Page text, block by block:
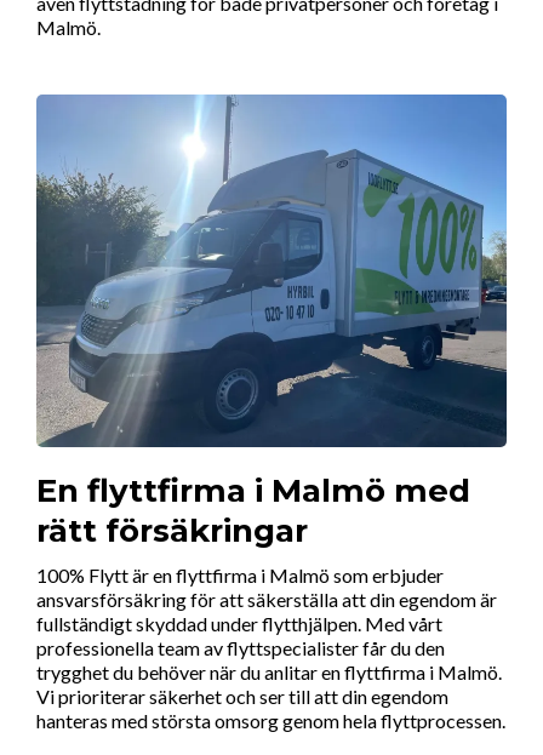
Malmö.
En flyttfirma i Malmö med
rätt försäkringar
100% Flytt är en flyttfirma i Malmö som erbjuder
ansvarsförsäkring för att säkerställa att din egendom är
fullständigt skyddad under flytthjälpen. Med vårt
professionella team av flyttspecialister får du den
trygghet du behöver när du anlitar en flyttfirma i Malmö.
Vi prioriterar säkerhet och ser till att din egendom
hanteras med största omsorg genom hela flyttprocessen.